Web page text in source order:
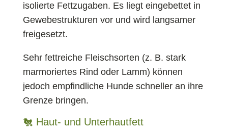
isolierte Fettzugaben. Es liegt eingebettet in
Gewebestrukturen vor und wird langsamer
freigesetzt.
Sehr fettreiche Fleischsorten (z. B. stark
marmoriertes Rind oder Lamm) können
jedoch empfindliche Hunde schneller an ihre
Grenze bringen.
🐔 Haut- und Unterhautfett